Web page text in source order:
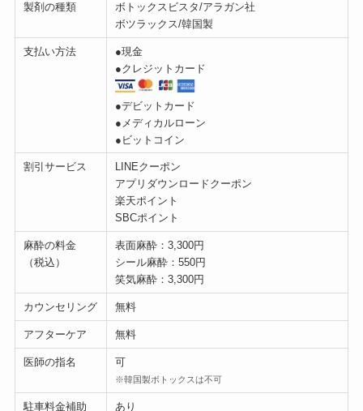
製剤の種類
ボトックスビスタ/アラガン社
ボツラックス/韓国製
支払い方法
●現金
●クレジットカード
●デビットカード
●メディカルローン
●ビットコイン
割引サービス
LINEクーポン
アプリダウンロードクーポン
楽天ポイント
SBCポイント
麻酔の料金
（税込）
表面麻酔：3,300円
シール麻酔：550円
笑気麻酔：3,300円
カウンセリング 無料
アフターケア 無料
医師の指名 可
※韓国製ボトックスは不可
駐車料金補助 あり